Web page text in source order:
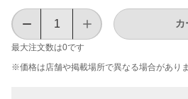
最大注文数は0です
カ
※価格は​店舗や​掲載場所で​異なる​場合が​ありま